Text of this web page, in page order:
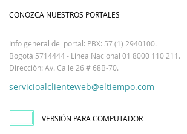
CONOZCA NUESTROS PORTALES
Info general del portal: PBX: 57 (1) 2940100.
Bogotá 5714444 - Línea Nacional 01 8000 110 211.
Dirección: Av. Calle 26 # 68B-70.
servicioalclienteweb@eltiempo.com
VERSIÓN PARA COMPUTADOR